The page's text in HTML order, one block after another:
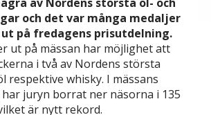
och det var många medaljer
ut på fredagens prisutdelning.
ut på mässan har möjlighet att
i två av Nordens största
respektive whisky. I mässans
juryn borrat ner näsorna i 135
är nytt rekord.